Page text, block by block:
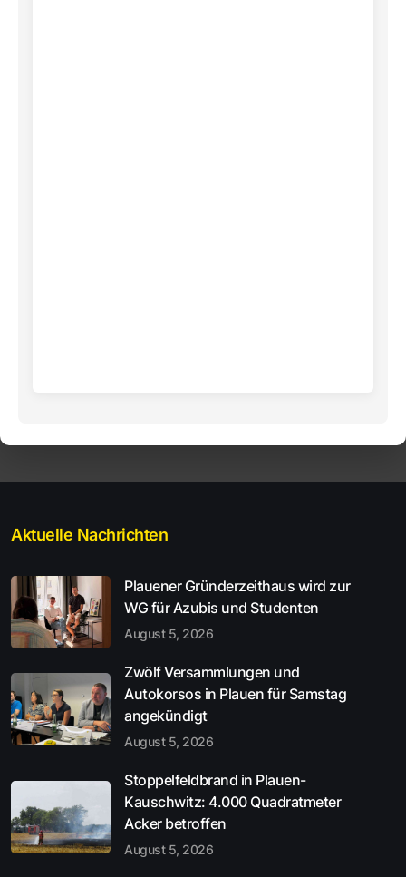
Aktuelle Nachrichten
Plauener Gründerzeithaus wird zur
WG für Azubis und Studenten
August 5, 2026
Zwölf Versammlungen und
Autokorsos in Plauen für Samstag
angekündigt
August 5, 2026
Stoppelfeldbrand in Plauen-
Kauschwitz: 4.000 Quadratmeter
Acker betroffen
August 5, 2026